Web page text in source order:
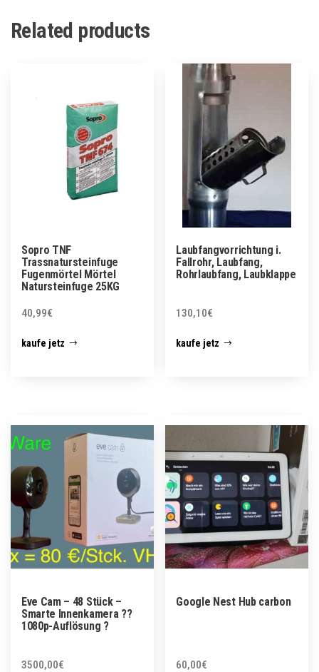
Related products
Sopro TNF
Trassnatursteinfuge
Fugenmörtel Mörtel
Natursteinfuge 25KG
40,99€
kaufe jetz
Laubfangvorrichtung i.
Fallrohr, Laubfang,
Rohrlaubfang, Laubklappe
130,10€
kaufe jetz
Eve Cam – 48 Stück –
Smarte Innenkamera ??
1080p-Auflösung ?
3500,00€
Google Nest Hub carbon
60,00€